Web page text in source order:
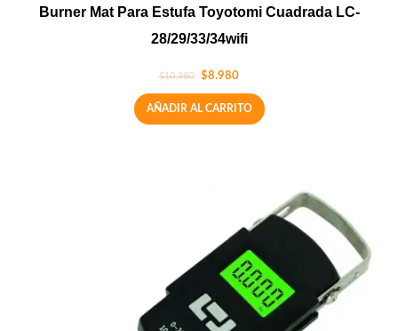
Burner Mat Para Estufa Toyotomi Cuadrada LC-
28/29/33/34wifi
$10.980 $8.980
AÑADIR AL CARRITO